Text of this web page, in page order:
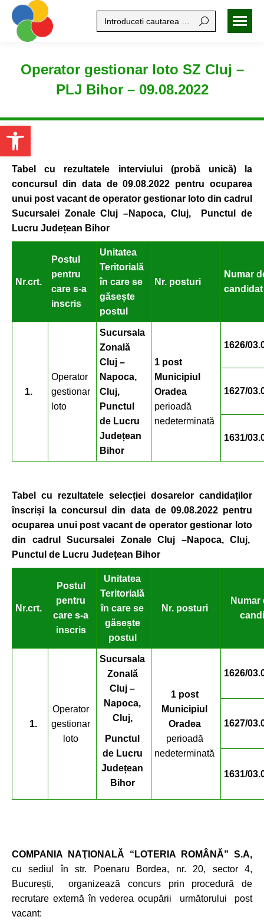
Open toolbar
Search:
Operator gestionar loto SZ Cluj –
PLJ Bihor – 09.08.2022
Tabel cu rezultatele interviului (probă unică) la
concursul din data de 09.08.2022 pentru ocuparea
unui post vacant de operator gestionar loto din cadrul
Sucursalei Zonale Cluj –Napoca, Cluj, Punctul de
Lucru Județean Bihor
Nr.crt.
Postul
pentru
care s-a
inscris
Unitatea
Teritorială
în care se
găsește
postul
Nr. posturi
Numar
candidat
1.
Operator
gestionar
loto
Sucursala
Zonală
Cluj –
Napoca,
Cluj,
Punctul
de Lucru
Județean
Bihor
1 post
Municipiul
Oradea
perioadă
nedeterminată
1626/
1627/
1631/
Tabel cu rezultatele selecției dosarelor candidaților
înscriși la concursul din data de 09.08.2022 pentru
ocuparea unui post vacant de operator gestionar loto
din cadrul Sucursalei Zonale Cluj –Napoca, Cluj,
Punctul de Lucru Județean Bihor
Nr.crt.
Postul
pentru
care s-a
inscris
Unitatea
Teritorială
în care se
găsește
postul
Nr. posturi
Numar
1.
Operator
gestionar
loto
Sucursala
Zonală
Cluj –
Napoca,
Cluj,
Punctul
de Lucru
Județean
Bihor
1 post
Municipiul
Oradea
perioadă
nedeterminată
1626/
1627/
1631/
COMPANIA NAŢIONALĂ “LOTERIA ROMÂNĂ” S.A,
cu sediul în str. Poenaru Bordea, nr. 20, sector 4,
București, organizează concurs prin procedură de
recrutare externă în vederea ocupării următorului post
vacant: